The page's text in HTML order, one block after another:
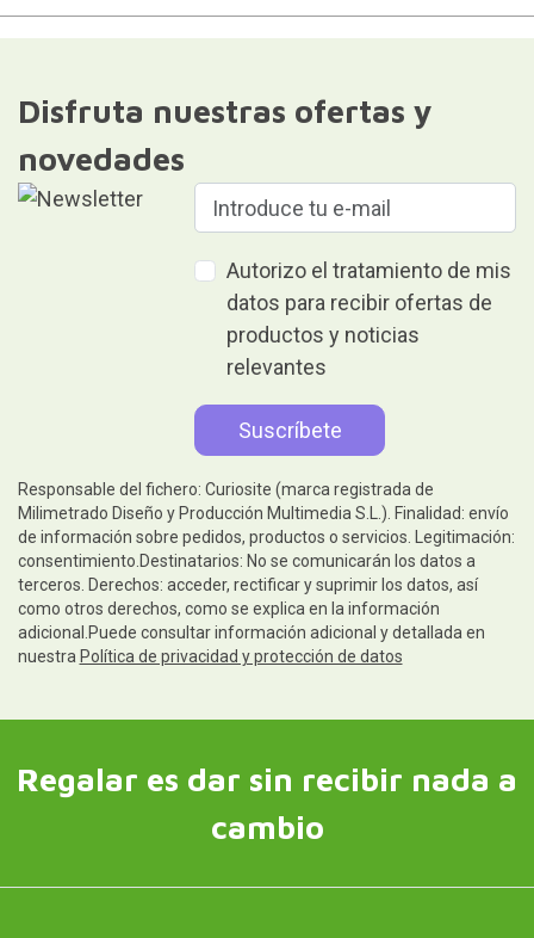
Disfruta nuestras ofertas y
novedades
Autorizo el tratamiento de mis
datos para recibir ofertas de
productos y noticias
relevantes
Responsable del fichero: Curiosite (marca registrada de
Milimetrado Diseño y Producción Multimedia S.L.). Finalidad: envío
de información sobre pedidos, productos o servicios. Legitimación:
consentimiento.Destinatarios: No se comunicarán los datos a
terceros. Derechos: acceder, rectificar y suprimir los datos, así
como otros derechos, como se explica en la información
adicional.Puede consultar información adicional y detallada en
nuestra Política de privacidad y protección de datos
Regalar es dar sin recibir nada a
cambio